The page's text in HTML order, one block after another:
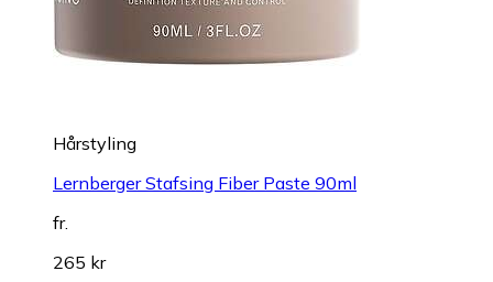
Hårstyling
Lernberger Stafsing Fiber Paste 90ml
fr.
265 kr